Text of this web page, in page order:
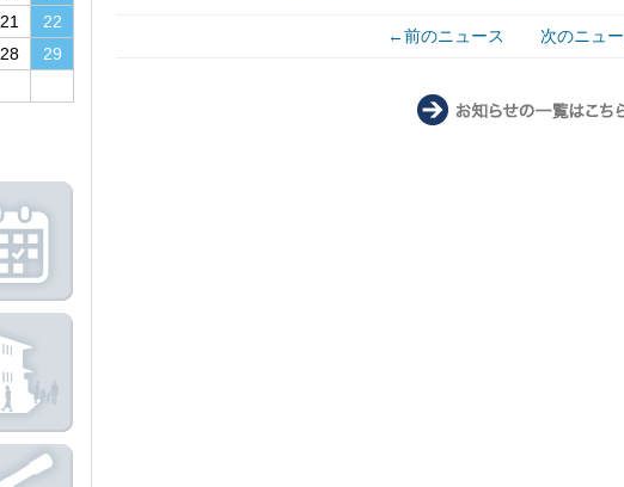
←前のニュース 次のニュ
21
22
28
29